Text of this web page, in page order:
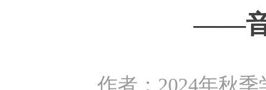
——音
作者：2024年秋